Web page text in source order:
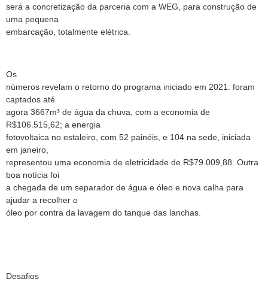
será a concretização da parceria com a WEG, para construção de
uma pequena
embarcação, totalmente elétrica.
Os
números revelam o retorno do programa iniciado em 2021: foram
captados até
agora 3667m³ de água da chuva, com a economia de
R$106.515,62; a energia
fotovoltaica no estaleiro, com 52 painéis, e 104 na sede, iniciada
em janeiro,
representou uma economia de eletricidade de R$79.009,88. Outra
boa notícia foi
a chegada de um separador de água e óleo e nova calha para
ajudar a recolher o
óleo por contra da lavagem do tanque das lanchas.
Desafios